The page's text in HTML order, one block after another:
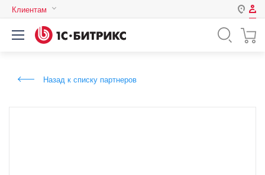
Клиентам
Авторизация
Назад к списку партнеров